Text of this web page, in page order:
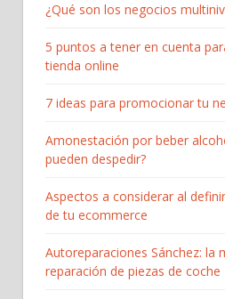
¿Qué son los negocios
5 puntos a tener en cuenta
tienda online
7 ideas para promocionar tu
Amonestación por beber
pueden despedir?
Aspectos a considerar al
de tu ecommerce
Autoreparaciones Sánchez: la
reparación de piezas de coche